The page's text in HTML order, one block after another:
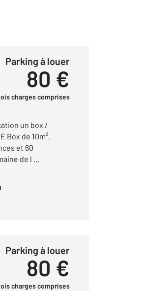
Parking à louer
80 €
charges comprises
un box /
Box de 10m².
et 60
de l ...
Parking à louer
80 €
charges comprises